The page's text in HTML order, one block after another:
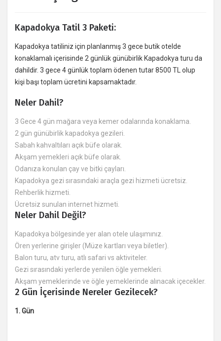
Kapadokya Tatil 3 Paketi:
Kapadokya tatiliniz için planlanmış 3 gece butik otelde
konaklamalı içerisinde 2 günlük günübirlik Kapadokya turu da
dahildir. 3 gece 4 günlük toplam ödenen tutar 8500 TL olup
kişi başı toplam ücretini kapsamaktadır.
Neler Dahil?
3 Gece 4 gün mağara veya kemer odalarında konaklama.
2 gün günübirlik kapadokya gezileri.
Sabah kahvaltıları açık büfe olarak.
Akşam yemekleri açık büfe olarak.
Odanıza konulan çay ve bitki çayları.
Kapadokya gezi sırasındaki araçla gezi hizmeti ücretsiz.
Rehberlik hizmeti.
Ücretsiz sunulan internet hizmeti.
Neler Dahil Değil?
Kapadokya bölgesinde yer alan otele ulaşımınız.
Ören yerlerine girişler (Müze kartları veya biletler).
Balon turu, atv turu, atlı safari vs aktiviteler.
Gezi sırasındaki yerlerde yenilen öğle yemekleri.
Akşam yemeklerinde ve öğle yemeklerinde alınacak içecekler.
2 Gün İçerisinde Nereler Gezilecek?
1. Gün